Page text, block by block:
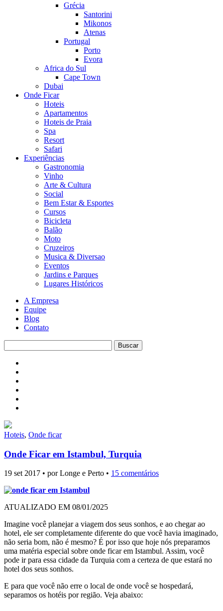
Grécia
Santorini
Mikonos
Atenas
Portugal
Porto
Evora
Africa do Sul
Cape Town
Dubai
Onde Ficar
Hoteis
Apartamentos
Hoteis de Praia
Spa
Resort
Safari
Experiências
Gastronomia
Vinho
Arte & Cultura
Social
Bem Estar & Esportes
Cursos
Bicicleta
Balão
Moto
Cruzeiros
Musica & Diversao
Eventos
Jardins e Parques
Lugares Históricos
A Empresa
Equipe
Blog
Contato
Hoteis, Onde ficar
Onde Ficar em Istambul, Turquia
19 set 2017 • por Longe e Perto • 15 comentários
ATUALIZADO EM 08/01/2025
Imagine você planejar a viagem dos seus sonhos, e ao chegar ao
hotel, ele ser completamente diferente do que você havia imaginado,
não seria bom, não é mesmo? É por isso que hoje nós preparamos
uma matéria especial sobre onde ficar em Istambul. Assim, você
pode ir para essa cidade da Turquia com a certeza de que estará no
hotel dos seus sonhos.
E para que você não erre o local de onde você se hospedará,
separamos os hotéis por região. Veja abaixo: